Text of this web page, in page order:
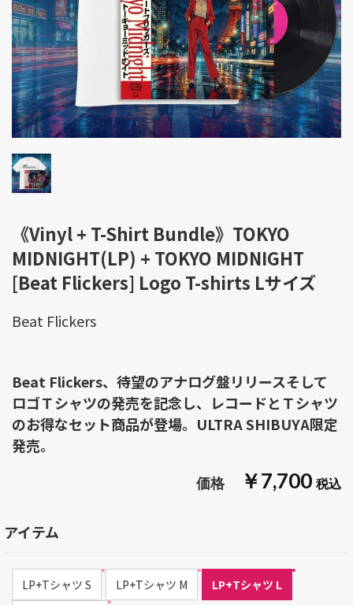
《Vinyl + T-Shirt Bundle》TOKYO
MIDNIGHT(LP) + TOKYO MIDNIGHT
[Beat Flickers] Logo T-shirts Lサイズ
￥7,700
アイテム
LP+Tシャツ S LP+Tシャツ M
LP+Tシャツ L
Beat Flickers
Beat Flickers、待望のアナログ盤リリースそして
ロゴＴシャツの発売を記念し、レコードとＴシャツ
のお得なセット商品が登場。ULTRA SHIBUYA限定
発売。